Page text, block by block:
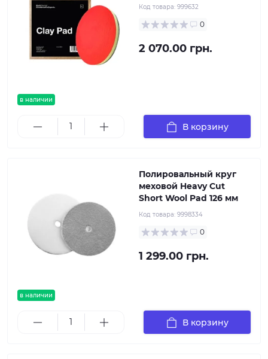
в наличии
Код товара: 999632
0
2 070.00 грн.
В корзину
в наличии
Полировальный круг
меховой Heavy Cut
Short Wool Pad 126 мм
Код товара: 9998334
0
1 299.00 грн.
В корзину